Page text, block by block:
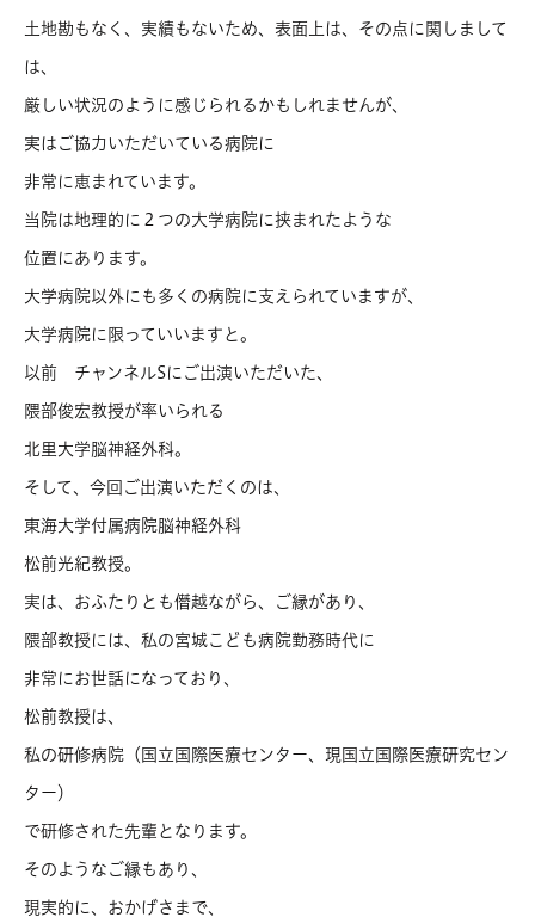
土地勘もなく、実績もないため、表面上は、その点に関しまして
は、
厳しい状況のように感じられるかもしれませんが、
実はご協力いただいている病院に
非常に恵まれています。
当院は地理的に２つの大学病院に挟まれたような
位置にあります。
大学病院以外にも多くの病院に支えられていますが、
大学病院に限っていいますと。
以前 チャンネルSにご出演いただいた、
隈部俊宏教授が率いられる
北里大学脳神経外科。
そして、今回ご出演いただくのは、
東海大学付属病院脳神経外科
松前光紀教授。
実は、おふたりとも僭越ながら、ご縁があり、
隈部教授には、私の宮城こども病院勤務時代に
非常にお世話になっており、
松前教授は、
私の研修病院（国立国際医療センター、現国立国際医療研究セン
ター）
で研修された先輩となります。
そのようなご縁もあり、
現実的に、おかげさまで、